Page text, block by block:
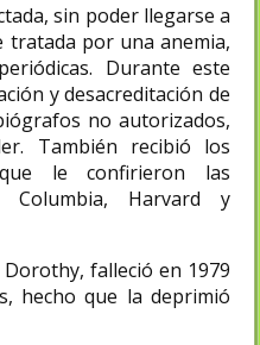
sin poder llegarse a
tratada por una anemia,
Durante este
y desacreditación de
no autorizados,
También recibió los
le confirieron las
Columbia, Harvard y
falleció en 1979
hecho que la deprimió